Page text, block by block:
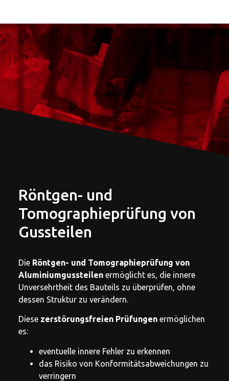
Röntgen- und
Tomographieprüfung von
Gussteilen
DieRöntgen- und Tomographieprüfung von
Aluminiumgussteilenermöglicht es, die innere
Unversehrtheit des Bauteils zu überprüfen, ohne
dessen Struktur zu verändern.
Diese zerstörungsfreien Prüfungenermöglichen
es:
eventuelle innere Fehler zu erkennen
das Risiko von Konformitätsabweichungen zu
verringern